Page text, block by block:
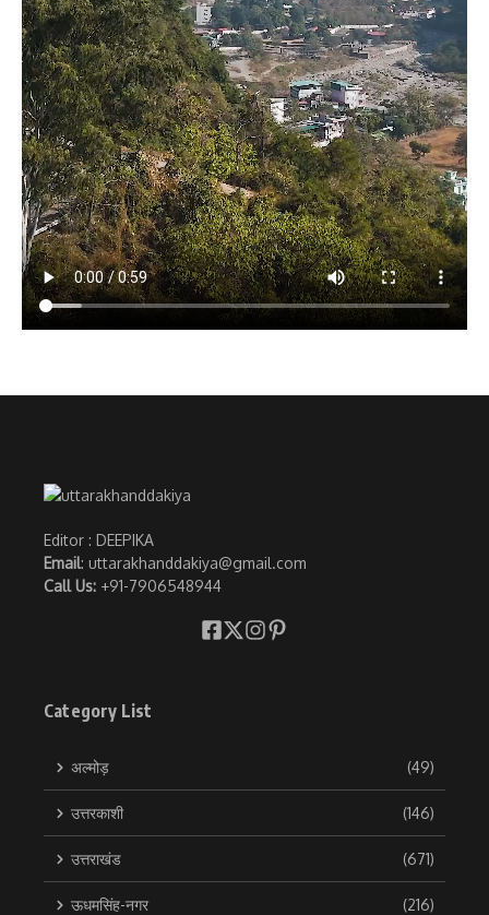
Editor : DEEPIKA
Email: uttarakhanddakiya@gmail.com
Call Us: +91-7906548944
Category List
अल्मोड़ (49)
उत्तरकाशी (146)
उत्तराखंड (671)
ऊधमसिंह-नगर (216)